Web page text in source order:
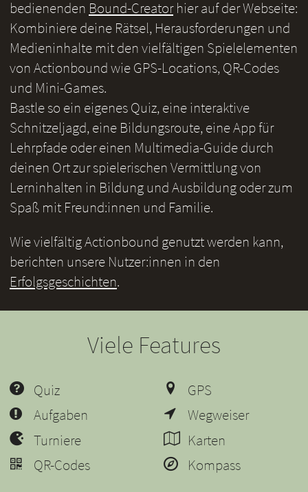
bedienenden Bound-Creatorhier auf der Webseite:
Kombiniere deine Rätsel, Herausforderungen und
Medieninhalte mit den vielfältigen Spielelementen
von Actionbound wie GPS-Locations, QR-Codes
und Mini-Games.
Bastle so ein eigenes Quiz, eine interaktive
Schnitzeljagd, eine Bildungsroute, eine App für
Lehrpfade oder einen Multimedia-Guide durch
deinen Ort zur spielerischen Vermittlung von
Lerninhalten in Bildung und Ausbildung oder zum
Spaß mit Freund:innen und Familie.
Wie vielfältig Actionbound genutzt werden kann,
berichten unsere Nutzer:innen in den
Erfolgsgeschichten.
Viele Features
Quiz
Aufgaben
Turniere
QR-Codes
GPS
Wegweiser
Karten
Kompass